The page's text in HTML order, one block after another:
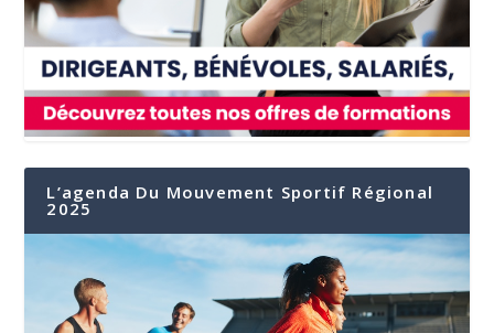
L’agenda Du Mouvement Sportif Régional
2025